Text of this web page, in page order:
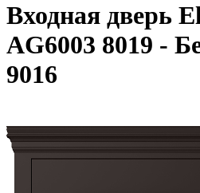
Входная дверь
AG6003 8019 -
9016